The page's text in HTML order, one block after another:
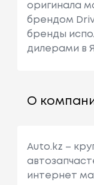
оригинала
брендом
бренды
дилерами в
О
Auto.kz –
интернет